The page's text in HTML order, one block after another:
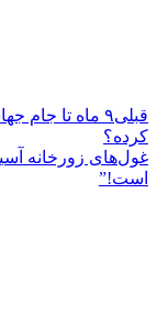
قبلی
۹ ماه تا جام
کرده؟
غول‌های زورخانه
است!”